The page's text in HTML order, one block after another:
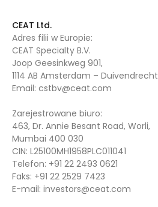
CEAT Ltd.
Adres filii w Europie:
CEAT Specialty B.V.
Joop Geesinkweg 901,
1114 AB Amsterdam – Duivendrecht
Email: cstbv@ceat.com
Zarejestrowane biuro:
463, Dr. Annie Besant Road, Worli,
Mumbai 400 030
CIN: L25100MH1958PLC011041
Telefon: +91 22 2493 0621
Faks: +91 22 2529 7423
E-mail: investors@ceat.com